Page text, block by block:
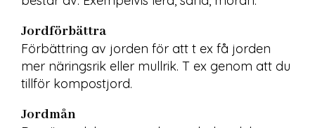
Jordförbättra
Förbättring av jorden för att t ex få jorden
mer näringsrik eller mullrik. T ex genom att du
tillför kompostjord.
Jordmån